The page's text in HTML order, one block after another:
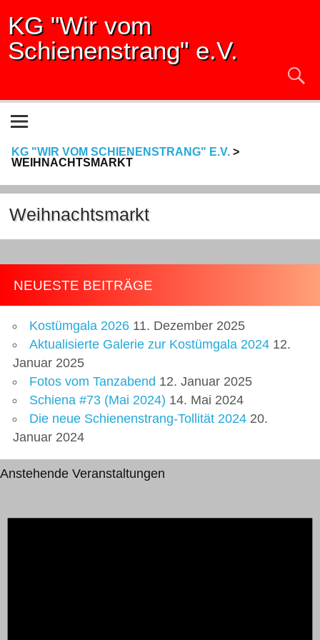
KG "Wir vom
Schienenstrang" e.V.
KG "WIR VOM SCHIENENSTRANG" E.V.>
WEIHNACHTSMARKT
Weihnachtsmarkt
NEUESTE BEITRÄGE
Kostümgala 2026 11. Dezember 2025
Aktualisierte Galerie zur Kostümgala 2024 12.
Januar 2025
Fotos vom Tanzabend 12. Januar 2025
Schiena #73 (Mai 2024) 14. Mai 2024
Die neue Schienenstrang-Tollität 2024 20.
Januar 2024
Anstehende Veranstaltungen